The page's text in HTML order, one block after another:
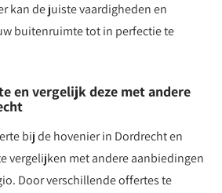
kan de juiste vaardigheden en
buitenruimte tot in perfectie te
en vergelijk deze met andere
bij de hovenier in Dordrecht en
vergelijken met andere aanbiedingen
Door verschillende offertes te